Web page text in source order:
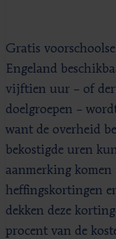
Gratis
Engeland
vijftien uur – of
doelgroepen –
want de overheid
bekostigde uren
aanmerking komen
heffingskortingen
dekken deze
procent van de